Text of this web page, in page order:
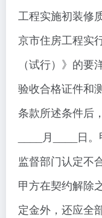
工程实施初装修
京市住房工程实
（试行）》的
验收合格证件和
条款所述条件后
____月____日
监督部门认定不
甲方在契约解除
定金外，还应全